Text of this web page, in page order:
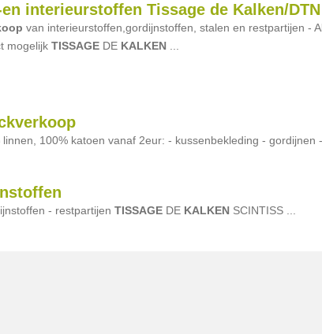
interieurstoffen Tissage de Kalken/
van interieurstoffen,gordijnstoffen, stalen en restpartijen -
mogelijk TISSAGE DE KALKEN
linnen, 100% katoen vanaf 2eur: - kussenbekleding - gordijnen
- restpartijen TISSAGE DE KALKEN SCINTISS ...